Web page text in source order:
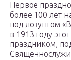
Первое
более 100 лет
под лозунгом
в 1913 году
праздником,